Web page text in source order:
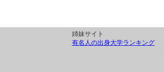
姉妹サイト
有名人の出身大学ランキング